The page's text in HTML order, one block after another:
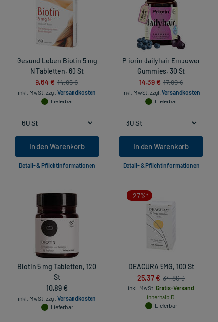
Gesund Leben Biotin 5 mg
N Tabletten, 60 St
9,64 € 14,95 €
inkl. MwSt. zzgl. Versandkosten
Lieferbar
In den Warenkorb
Detail- & Pflichtinformationen
Priorin dailyhair Empower
Gummies, 30 St
14,39 € 17,99 €
inkl. MwSt. zzgl. Versandkosten
Lieferbar
In den Warenkorb
Detail- & Pflichtinformationen
Biotin 5 mg Tabletten, 120
St
10,89 €
inkl. MwSt. zzgl. Versandkosten
Lieferbar
-27%*
DEACURA 5MG, 100 St
25,37 € 34,86 €
inkl. MwSt. Gratis-Versand
innerhalb D.
Lieferbar